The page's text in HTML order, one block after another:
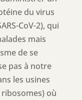
du virus
CoV-2), qui
mais
de se
pas à notre
les usines
où